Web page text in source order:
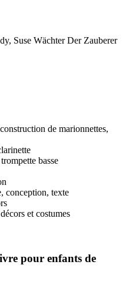
Suse Wächter Der Zauberer
de marionnettes,
basse
conception, texte
et costumes
pour enfants de